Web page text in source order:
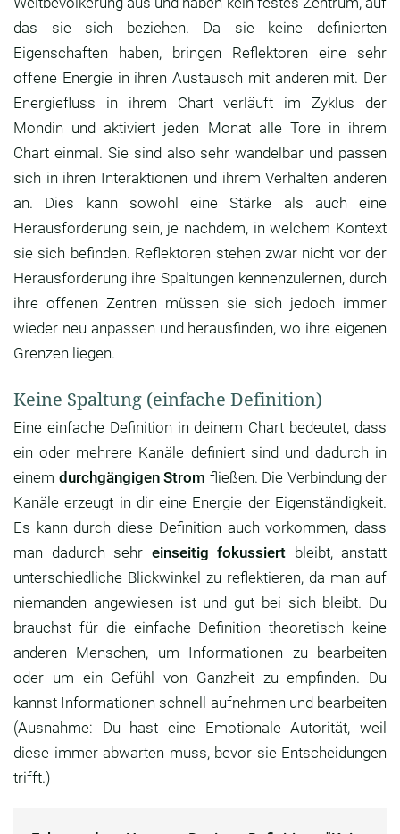
das sie sich beziehen. Da sie keine definierten
Eigenschaften haben, bringen Reflektoren eine sehr
offene Energie in ihren Austausch mit anderen mit. Der
Energiefluss in ihrem Chart verläuft im Zyklus der
Mondin und aktiviert jeden Monat alle Tore in ihrem
Chart einmal. Sie sind also sehr wandelbar und passen
sich in ihren Interaktionen und ihrem Verhalten anderen
an. Dies kann sowohl eine Stärke als auch eine
Herausforderung sein, je nachdem, in welchem Kontext
sie sich befinden. Reflektoren stehen zwar nicht vor der
Herausforderung ihre Spaltungen kennenzulernen, durch
ihre offenen Zentren müssen sie sich jedoch immer
wieder neu anpassen und herausfinden, wo ihre eigenen
Grenzen liegen.
Keine Spaltung (einfache Definition)
Eine einfache Definition in deinem Chart bedeutet, dass
ein oder mehrere Kanäle definiert sind und dadurch in
einem durchgängigen Strom fließen. Die Verbindung der
Kanäle erzeugt in dir eine Energie der Eigenständigkeit.
Es kann durch diese Definition auch vorkommen, dass
man dadurch sehr einseitig fokussiert bleibt, anstatt
unterschiedliche Blickwinkel zu reflektieren, da man auf
niemanden angewiesen ist und gut bei sich bleibt. Du
brauchst für die einfache Definition theoretisch keine
anderen Menschen, um Informationen zu bearbeiten
oder um ein Gefühl von Ganzheit zu empfinden. Du
kannst Informationen schnell aufnehmen und bearbeiten
(Ausnahme: Du hast eine Emotionale Autorität, weil
diese immer abwarten muss, bevor sie Entscheidungen
trifft.)